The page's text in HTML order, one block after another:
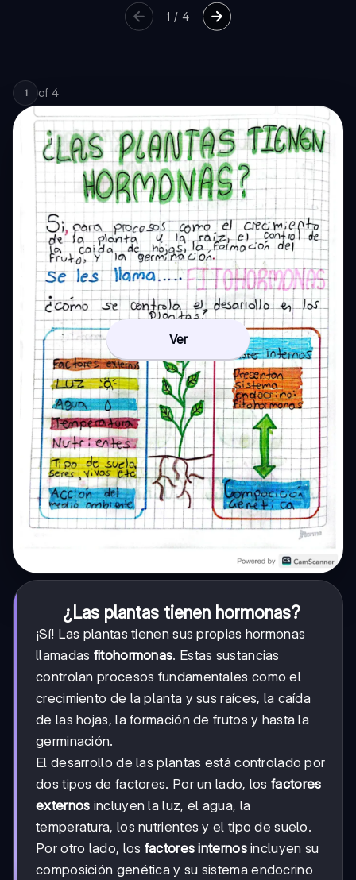
1 /4
1 of 4
Ver
¿Las plantas tienen hormonas?
¡Sí! Las plantas tienen sus propias hormonas
llamadas fitohormonas. Estas sustancias
controlan procesos fundamentales como el
crecimiento de la planta y sus raíces, la caída
de las hojas, la formación de frutos y hasta la
germinación.
El desarrollo de las plantas está controlado por
dos tipos de factores. Por un lado, los factores
externos incluyen la luz, el agua, la
temperatura, los nutrientes y el tipo de suelo.
Por otro lado, los factores internosincluyen su
composición genética y su sistema endocrino